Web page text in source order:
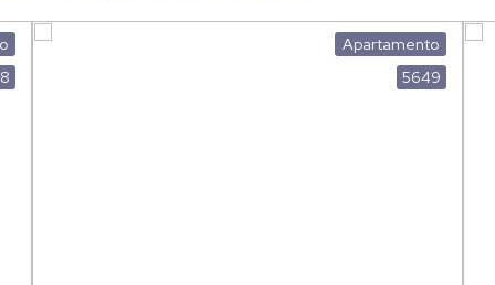
Apartamento
5649